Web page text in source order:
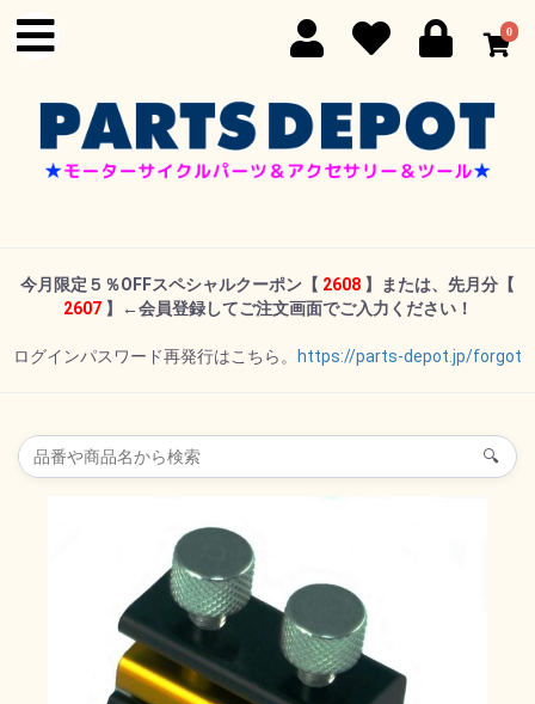
0
今月限定５％OFFスペシャルクーポン 【 2608 】または、先月分【
2607】←会員登録してご注文画面でご入力ください！
ログインパスワード再発行はこちら。 https://parts-depot.jp/forgot
🔍